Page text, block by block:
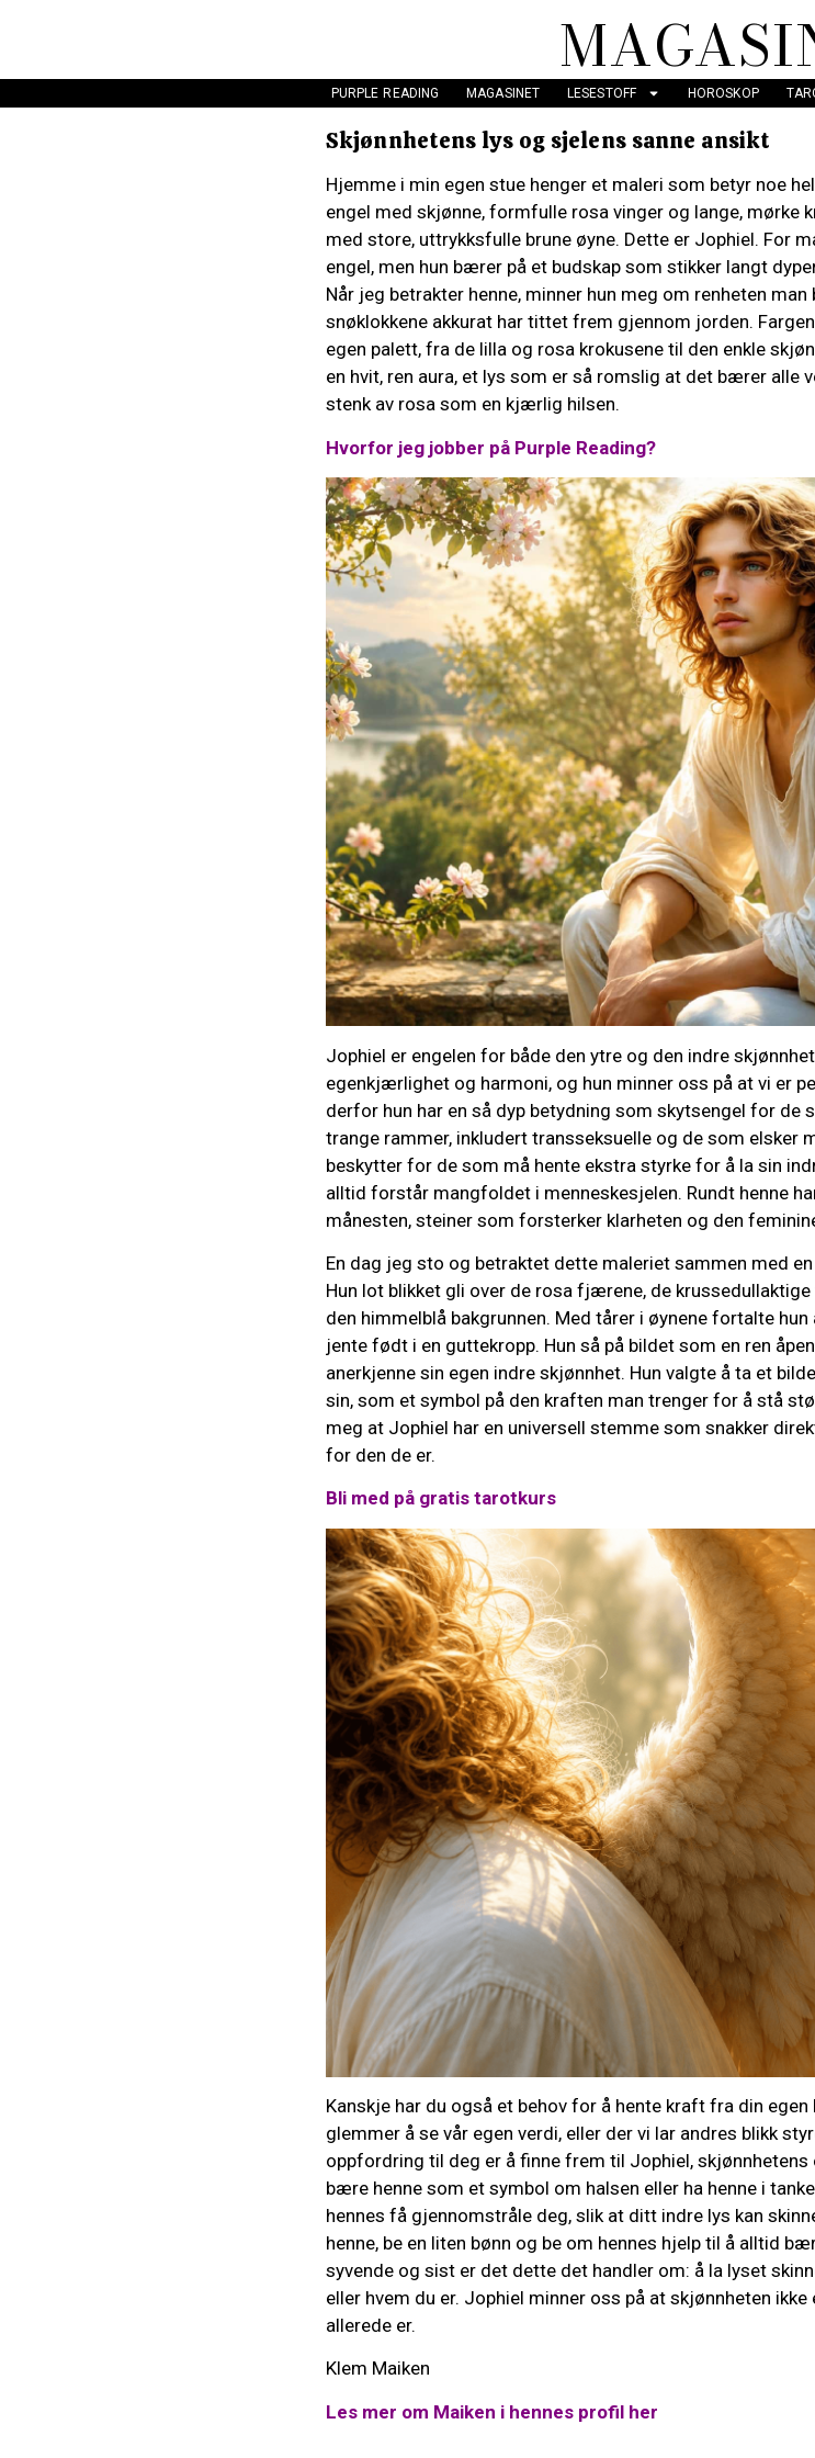
PURPLE READING MAGASINET LESESTOFF HOROSKOP
Skjønnhetens lys og sjelens sanne ansikt
Hjemme i min egen stue henger et maleri som betyr noe
engel med skjønne, formfulle rosa vinger og lange, mørke
med store, uttrykksfulle brune øyne. Dette er Jophiel. For
engel, men hun bærer på et budskap som stikker langt
Når jeg betrakter henne, minner hun meg om renheten
snøklokkene akkurat har tittet frem gjennom jorden.
egen palett, fra de lilla og rosa krokusene til den enkle
en hvit, ren aura, et lys som er så romslig at det bærer alle
stenk av rosa som en kjærlig hilsen.
Hvorfor jeg jobber på Purple Reading?
Jophiel er engelen for både den ytre og den indre
egenkjærlighet og harmoni, og hun minner oss på at vi er
derfor hun har en så dyp betydning som skytsengel for
trange rammer, inkludert transseksuelle og de som elsker
beskytter for de som må hente ekstra styrke for å la sin
alltid forstår mangfoldet i menneskesjelen. Rundt henne
månesten, steiner som forsterker klarheten og den
En dag jeg sto og betraktet dette maleriet sammen med
Hun lot blikket gli over de rosa fjærene, de
den himmelblå bakgrunnen. Med tårer i øynene fortalte
jente født i en guttekropp. Hun så på bildet som en ren
anerkjenne sin egen indre skjønnhet. Hun valgte å ta et
sin, som et symbol på den kraften man trenger for å stå
meg at Jophiel har en universell stemme som snakker
for den de er.
Bli med på gratis tarotkurs
Kanskje har du også et behov for å hente kraft fra din
glemmer å se vår egen verdi, eller der vi lar andres blikk
oppfordring til deg er å finne frem til Jophiel,
bære henne som et symbol om halsen eller ha henne i
hennes få gjennomstråle deg, slik at ditt indre lys kan
henne, be en liten bønn og be om hennes hjelp til å alltid
syvende og sist er det dette det handler om: å la lyset
eller hvem du er. Jophiel minner oss på at skjønnheten ikke
allerede er.
Klem Maiken
Les mer om Maiken i hennes profil her